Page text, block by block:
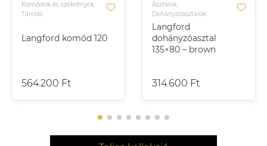
Langford komód 120
Komódok és szekrények,
Tárolás
564.200 Ft
Langford
dohányzóasztal
135×80 – brown
Asztalok,
Dohányzóasztalok
314.600 Ft